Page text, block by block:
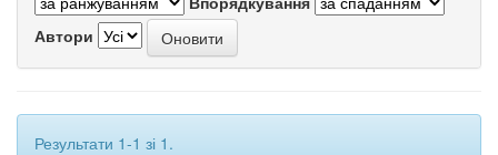
Автори
Результати 1-1 зі 1.